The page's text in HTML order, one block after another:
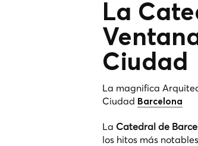
La
Ciudad
La magnifica
Ciudad Barcelona
La Catedral de
los hitos más